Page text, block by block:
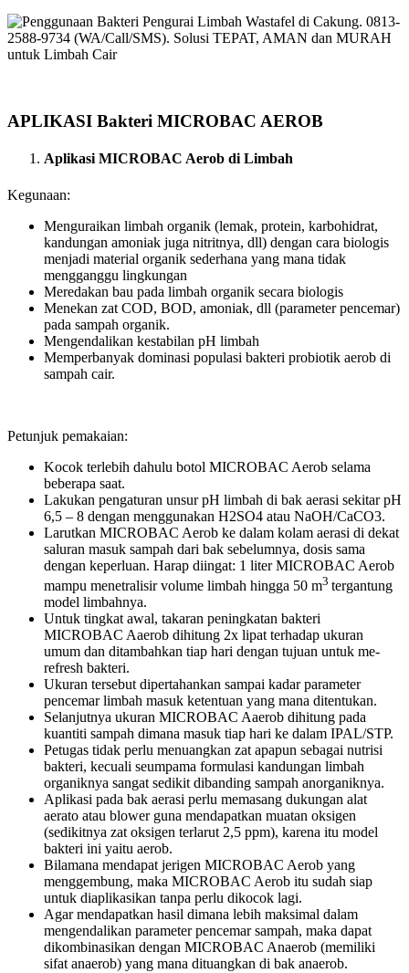
APLIKASI Bakteri MICROBAC AEROB
Aplikasi MICROBAC Aerob di Limbah
Kegunaan:
Menguraikan limbah organik (lemak, protein, karbohidrat,
kandungan amoniak juga nitritnya, dll) dengan cara biologis
menjadi material organik sederhana yang mana tidak
mengganggu lingkungan
Meredakan bau pada limbah organik secara biologis
Menekan zat COD, BOD, amoniak, dll (parameter pencemar)
pada sampah organik.
Mengendalikan kestabilan pH limbah
Memperbanyak dominasi populasi bakteri probiotik aerob di
sampah cair.
Petunjuk pemakaian:
Kocok terlebih dahulu botol MICROBAC Aerob selama
beberapa saat.
Lakukan pengaturan unsur pH limbah di bak aerasi sekitar pH
6,5 – 8 dengan menggunakan H2SO4 atau NaOH/CaCO3.
Larutkan MICROBAC Aerob ke dalam kolam aerasi di dekat
saluran masuk sampah dari bak sebelumnya, dosis sama
dengan keperluan. Harap diingat: 1 liter MICROBAC Aerob
mampu menetralisir volume limbah hingga 50 m3 tergantung
model limbahnya.
Untuk tingkat awal, takaran peningkatan bakteri
MICROBAC Aaerob dihitung 2x lipat terhadap ukuran
umum dan ditambahkan tiap hari dengan tujuan untuk me-
refresh bakteri.
Ukuran tersebut dipertahankan sampai kadar parameter
pencemar limbah masuk ketentuan yang mana ditentukan.
Selanjutnya ukuran MICROBAC Aaerob dihitung pada
kuantiti sampah dimana masuk tiap hari ke dalam IPAL/STP.
Petugas tidak perlu menuangkan zat apapun sebagai nutrisi
bakteri, kecuali seumpama formulasi kandungan limbah
organiknya sangat sedikit dibanding sampah anorganiknya.
Aplikasi pada bak aerasi perlu memasang dukungan alat
aerato atau blower guna mendapatkan muatan oksigen
(sedikitnya zat oksigen terlarut 2,5 ppm), karena itu model
bakteri ini yaitu aerob.
Bilamana mendapat jerigen MICROBAC Aerob yang
menggembung, maka MICROBAC Aerob itu sudah siap
untuk diaplikasikan tanpa perlu dikocok lagi.
Agar mendapatkan hasil dimana lebih maksimal dalam
mengendalikan parameter pencemar sampah, maka dapat
dikombinasikan dengan MICROBAC Anaerob (memiliki
sifat anaerob) yang mana dituangkan di bak anaerob.